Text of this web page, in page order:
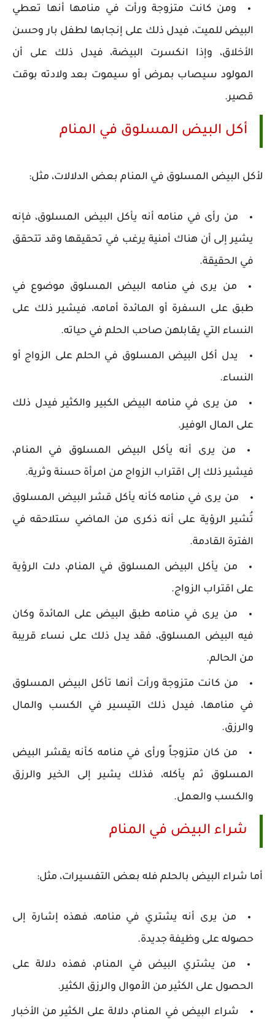
ومن كانت متزوجة ورأت في منامها أنها تعطي
البيض للميت، فيدل ذلك على إنجابها لطفل بار وحسن
الأخلاق، وإذا انكسرت البيضة، فيدل ذلك على أن
المولود سيصاب بمرض أو سيموت بعد ولادته بوقت
قصير.
أكل البيض المسلوق في المنام
لأكل البيض المسلوق في المنام بعض الدلالات، مثل:
من رأى في منامه أنه يأكل البيض المسلوق، فإنه
يشير إلى أن هناك أمنية يرغب في تحقيقها وقد تتحقق
في الحقيقة.
من يرى في منامه البيض المسلوق موضوع في
طبق على السفرة أو المائدة أمامه، فيشير ذلك على
النساء التي يقابلهن صاحب الحلم في حياته.
يدل أكل البيض المسلوق في الحلم على الزواج أو
النساء.
من يرى في منامه البيض الكبير والكثير فيدل ذلك
على المال الوفير.
من يرى أنه يأكل البيض المسلوق في المنام،
فيشير ذلك إلى اقتراب الزواج من امرأة حسنة وثرية.
من يرى في منامه كأنه يأكل قشر البيض المسلوق
تُشير الرؤية على أنه ذكرى من الماضي ستلاحقه في
الفترة القادمة.
من يأكل البيض المسلوق في المنام، دلت الرؤية
على اقتراب الزواج.
من يرى في منامه طبق البيض على المائدة وكان
فيه البيض المسلوق، فقد يدل ذلك على نساء قريبة
من الحالم.
من كانت متزوجة ورأت أنها تأكل البيض المسلوق
في منامها، فيدل ذلك التيسير في الكسب والمال
والرزق.
من كان متزوجاً ورأى في منامه كأنه يقشر البيض
المسلوق ثم يأكله، فذلك يشير إلى الخير والرزق
والكسب والعمل.
شراء البيض في المنام
أما شراء البيض بالحلم فله بعض التفسيرات، مثل:
من يرى أنه يشتري في منامه، فهذه إشارة إلى
حصوله على وظيفة جديدة.
من يشتري البيض في المنام، فهذه دلالة على
الحصول على الكثير من الأموال والرزق الكثير.
شراء البيض في المنام، دلالة على الكثير من الأخبار